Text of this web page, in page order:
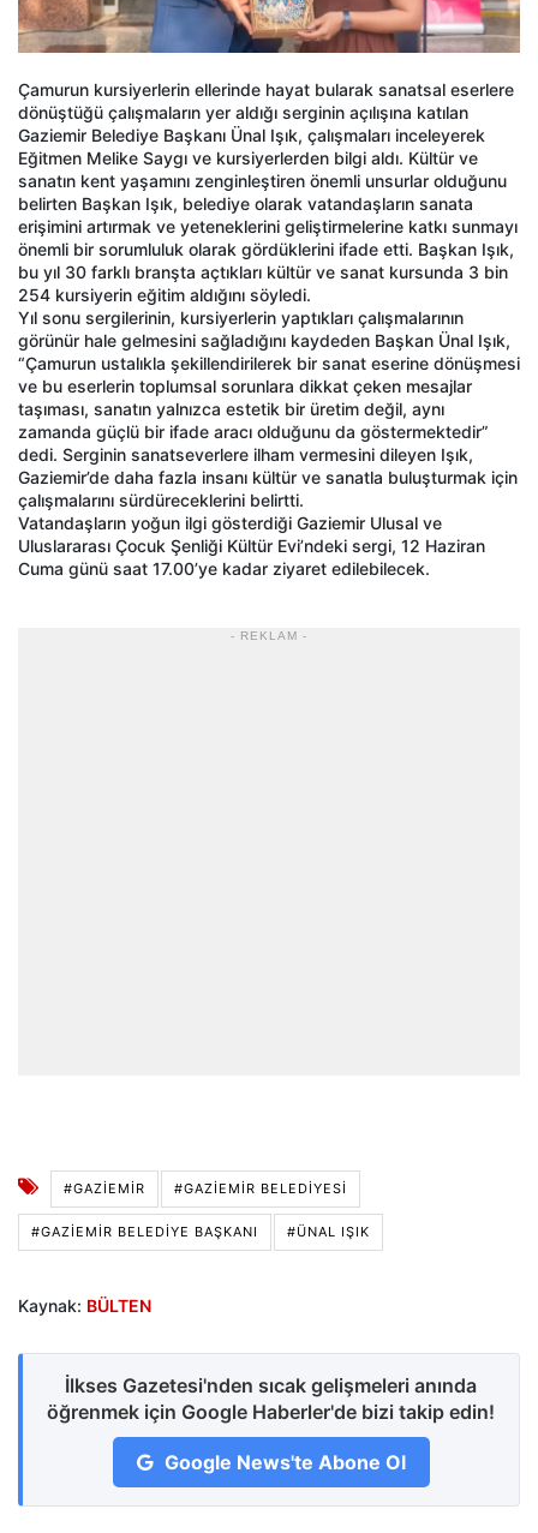
Çamurun kursiyerlerin ellerinde hayat bularak sanatsal eserlere
dönüştüğü çalışmaların yer aldığı serginin açılışına katılan
Gaziemir Belediye Başkanı Ünal Işık, çalışmaları inceleyerek
Eğitmen Melike Saygı ve kursiyerlerden bilgi aldı. Kültür ve
sanatın kent yaşamını zenginleştiren önemli unsurlar olduğunu
belirten Başkan Işık, belediye olarak vatandaşların sanata
erişimini artırmak ve yeteneklerini geliştirmelerine katkı sunmayı
önemli bir sorumluluk olarak gördüklerini ifade etti. Başkan Işık,
bu yıl 30 farklı branşta açtıkları kültür ve sanat kursunda 3 bin
254 kursiyerin eğitim aldığını söyledi.
Yıl sonu sergilerinin, kursiyerlerin yaptıkları çalışmalarının
görünür hale gelmesini sağladığını kaydeden Başkan Ünal Işık,
“Çamurun ustalıkla şekillendirilerek bir sanat eserine dönüşmesi
ve bu eserlerin toplumsal sorunlara dikkat çeken mesajlar
taşıması, sanatın yalnızca estetik bir üretim değil, aynı
zamanda güçlü bir ifade aracı olduğunu da göstermektedir”
dedi. Serginin sanatseverlere ilham vermesini dileyen Işık,
Gaziemir’de daha fazla insanı kültür ve sanatla buluşturmak için
çalışmalarını sürdüreceklerini belirtti.
Vatandaşların yoğun ilgi gösterdiği Gaziemir Ulusal ve
Uluslararası Çocuk Şenliği Kültür Evi’ndeki sergi, 12 Haziran
Cuma günü saat 17.00’ye kadar ziyaret edilebilecek.
- REKLAM -
#GAZIEMIR #GAZIEMIR BELEDIYESI
#GAZIEMIR BELEDIYE BAŞKANI #ÜNAL IŞIK
Kaynak: BÜLTEN
İlkses Gazetesi'nden sıcak gelişmeleri anında
öğrenmek için Google Haberler'de bizi takip edin!
Google News'te Abone Ol